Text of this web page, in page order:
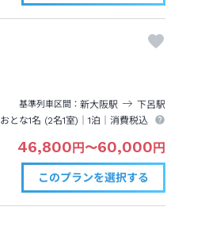
基準列車区間 新大阪駅 下呂駅
おとな1名 (2名1室)｜1泊 ｜消費税込
46,800円〜60,000円
このプランを選択する